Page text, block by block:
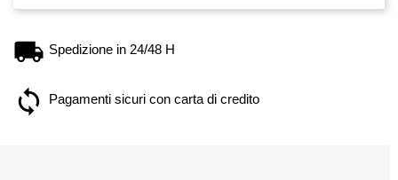
Spedizione in 24/48 H
Pagamenti sicuri con carta di credito